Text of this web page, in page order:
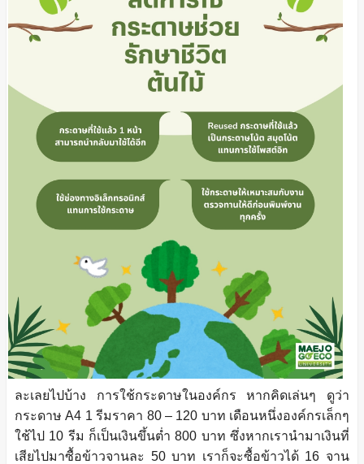
ละเลยไปบ้าง การใช้กระดาษในองค์กร หากคิดเล่นๆ ดูว่า
กระดาษ A4 1 รีมราคา 80 – 120 บาท เดือนหนึ่งองค์กรเล็กๆ
ใช้ไป 10 รีม ก็เป็นเงินขึ้นต่ำ 800 บาท ซึ่งหากเรานำมาเงินที่
เสียไปมาซื้อข้าวจานละ 50 บาท เราก็จะซื้อข้าวได้ 16 จาน